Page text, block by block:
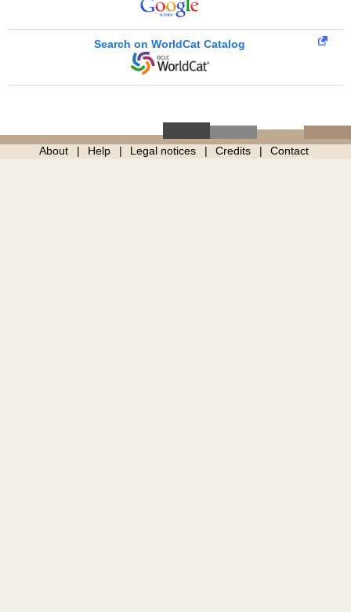
Search on WorldCat Catalog
About Help Legal notices Credits Contact